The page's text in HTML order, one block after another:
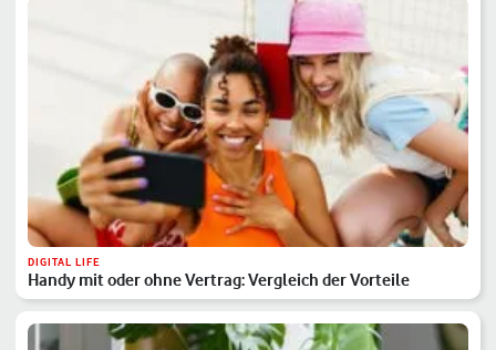
DIGITAL LIFE
Handy mit oder ohne Vertrag: Vergleich der Vorteile